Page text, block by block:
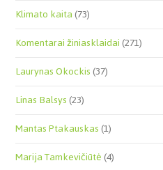
Klimato kaita(73)
Komentarai žiniasklaidai(271)
Laurynas Okockis(37)
Linas Balsys(23)
Mantas Ptakauskas(1)
Marija Tamkevičiūtė(4)